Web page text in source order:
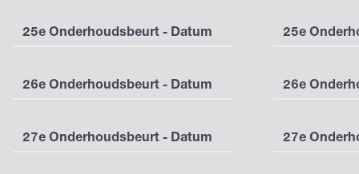
25e Onderhoudsbeurt - Datum 25e
26e Onderhoudsbeurt - Datum 26e
27e Onderhoudsbeurt - Datum 27e